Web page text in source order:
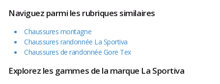
Naviguez parmi les rubriques similaires
Chaussures montagne
Chaussures randonnée La Sportiva
Chaussures de randonnée Gore Tex
Explorez les gammes de la marque La Sportiva